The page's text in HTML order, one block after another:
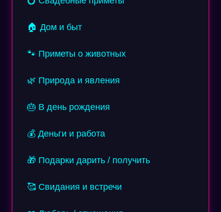
🏠 Дом и быт
🐾 Приметы о животных
🌿 Природа и явления
🎂 В день рождения
💰 Деньги и работа
🎁 Подарки дарить / получить
🥰 Свидания и встречи